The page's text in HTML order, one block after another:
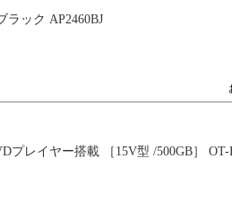
ラック AP2460BJ
プレイヤー搭載 ［15V型 /500GB］ OT-